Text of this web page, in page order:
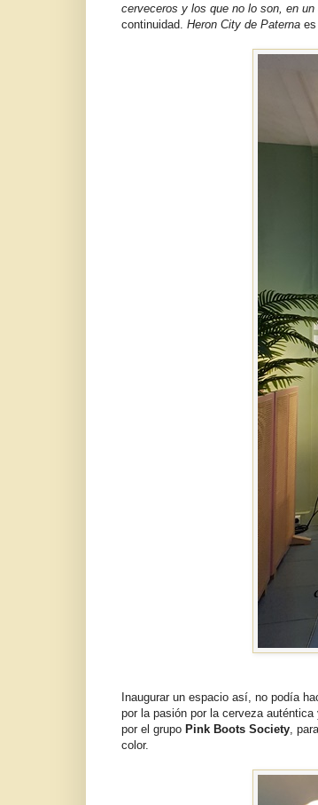
cerveceros y los que no lo son, en
continuidad. Heron City de Paterna es
Inaugurar un espacio así, no podía
por la pasión por la cerveza
por el grupo Pink Boots Society ,
color.